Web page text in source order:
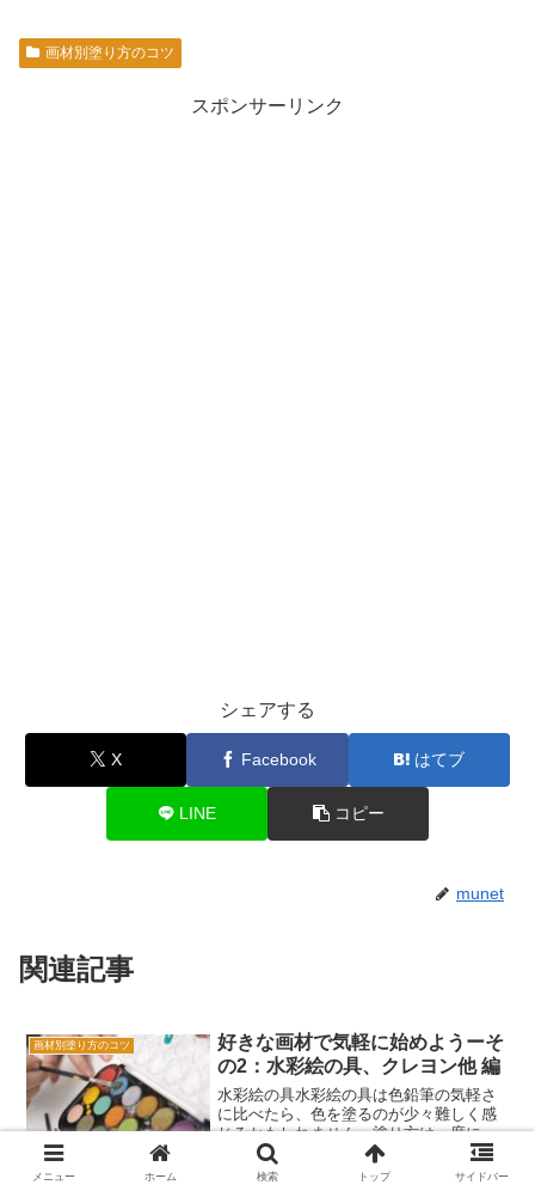
画材別塗り方のコツ
スポンサーリンク
シェアする
X Facebook はてブ
LINE コピー
munet
関連記事
画材別塗り方のコツ
好きな画材で気軽に始めようーそ
の2：水彩絵の具、クレヨン他 編
水彩絵の具水彩絵の具は色鉛筆の気軽さ
に比べたら、色を塗るのが少々難しく感
じるかもしれません。塗り方は一度に絵
の具を多く塗るより、筆で色を薄めに塗
り進め、重ね塗りしたりしながら、徐々
メニュー ホーム 検索 トップ サイドバー